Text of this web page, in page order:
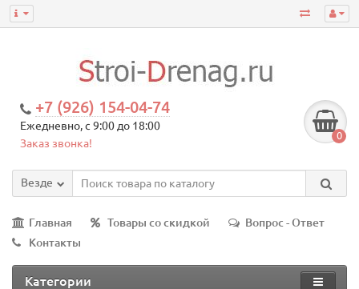
+7 (926) 154-04-74
Ежедневно, с 9:00 до 18:00
Заказ звонка!
0
Везде
Главная Товары со скидкой
Вопрос - Ответ
Контакты
Категории